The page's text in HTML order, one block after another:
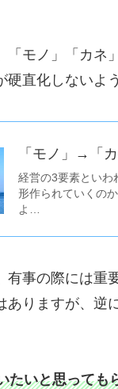
「モノ」「カ
硬直化しないよ
「モノ」→「
経営の3要素といわ
形作られていくの
よ…
有事の際には
ありますが、逆
たいと思っても